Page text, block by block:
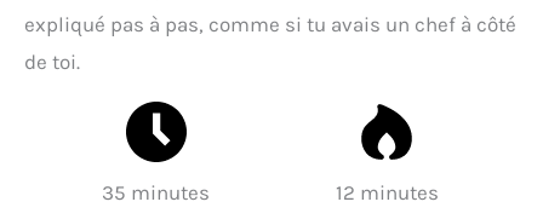
expliqué pas à pas, comme si tu avais un chef à côté
de toi.
35 minutes 12 minutes